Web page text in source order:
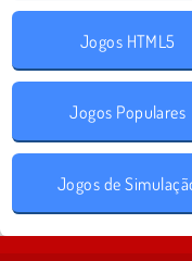
Jogos HTML5
Jogos Populares
Jogos de